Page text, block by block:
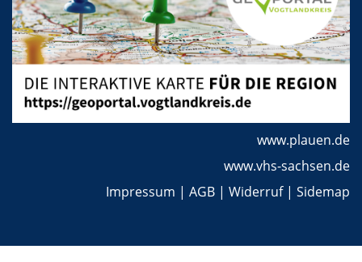
www.plauen.de
www.vhs-sachsen.de
Impressum | AGB | Widerruf| Sidemap